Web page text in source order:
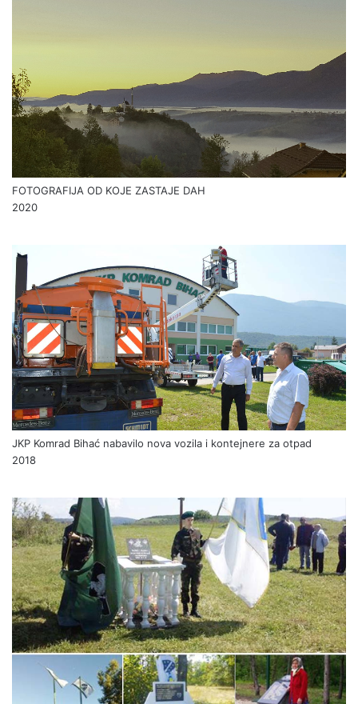
FOTOGRAFIJA OD KOJE ZASTAJE DAH
2020
JKP Komrad Bihać nabavilo nova vozila i kontejnere za otpad
2018